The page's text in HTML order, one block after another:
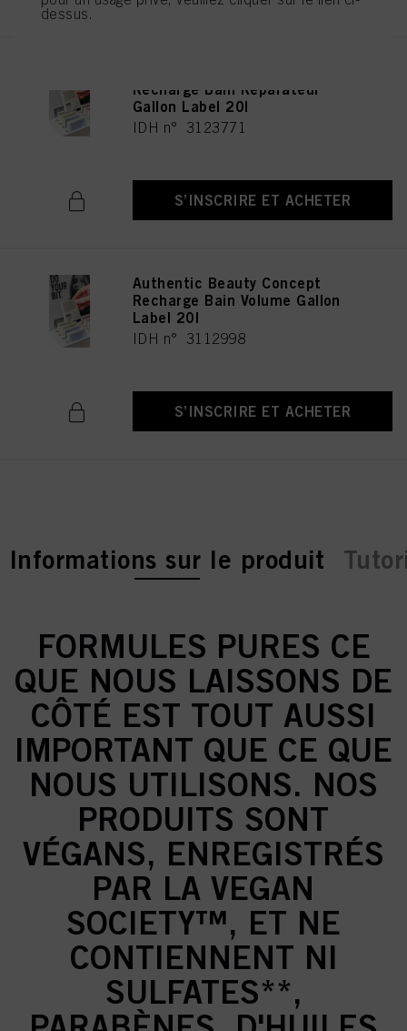
Recharge Bain Réparateur
Gallon Label 20l
IDH n° 3123771
S’INSCRIRE ET ACHETER
Authentic Beauty Concept
Recharge Bain Volume Gallon
Label 20l
IDH n° 3112998
S’INSCRIRE ET ACHETER
current tab:
Informations sur le produit
FORMULES PURES CE
QUE NOUS LAISSONS DE
CÔTÉ EST TOUT AUSSI
IMPORTANT QUE CE QUE
NOUS UTILISONS. NOS
PRODUITS SONT
VÉGANS, ENREGISTRÉS
PAR LA VEGAN
SOCIETY™, ET NE
CONTIENNENT NI
SULFATES**,
dessus.